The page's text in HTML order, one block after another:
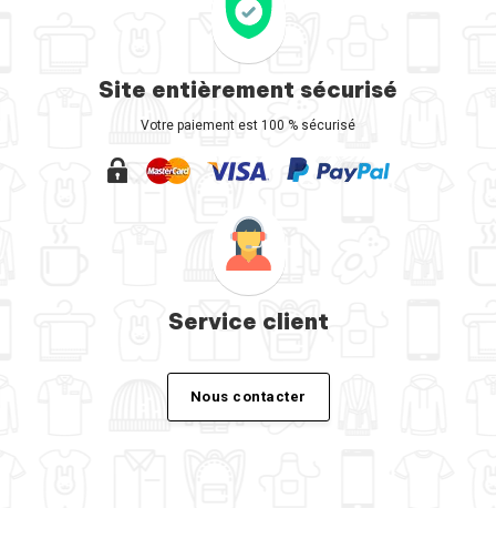
Site entièrement sécurisé
Votre paiement est 100 % sécurisé
Service client
Nous contacter